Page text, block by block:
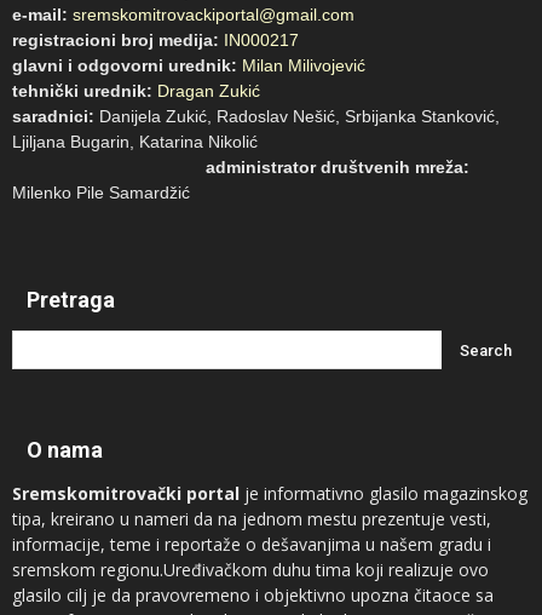
e-mail: sremskomitrovackiportal@gmail.com
registracioni broj medija: IN000217
glavni i odgovorni urednik: Milan Milivojević
tehnički urednik: Dragan Zukić
saradnici: Danijela Zukić, Radoslav Nešić, Srbijanka Stanković,
Ljiljana Bugarin, Katarina Nikolić
administrator društvenih mreža:
Milenko Pile Samardžić
Pretraga
O nama
Sremskomitrovački portal je informativno glasilo magazinskog
tipa, kreirano u nameri da na jednom mestu prezentuje vesti,
informacije, teme i reportaže o dešavanjima u našem gradu i
sremskom regionu.Uređivačkom duhu tima koji realizuje ovo
glasilo cilj je da pravovremeno i objektivno upozna čitaoce sa